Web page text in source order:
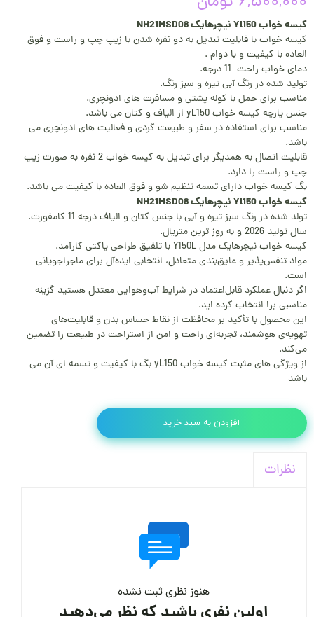
کیسه خواب Yl150 نیچرهایک NH21MSD08
کیسه خواب با قابلیت تبدیل به دو نفره شدن با زیپ چپ و راست و فوق
العاده با کیفیت و با دوام .
دمای خواب راحت 11 درجه.
تولید شده در رنگ آبی تیره و سبز رنگ.
مناسب برای حمل با کوله پشتی و مسافرت های ادونچری.
جنس پارچه کیسه خواب yL150 از الیاف و کتان می باشد.
مناسب برای استفاده در سفر و طبیعت گردی و فعالیت های ادونچری می
باشد.
قابلیت اتصال به همدیگر برای تبدیل به کیسه خواب 2 نفره به صورت زیپ
چپ و راست را دارد.
بگ کیسه خواب دارای تسمه تنظیم شو و فوق العاده با کیفیت می باشد.
کیسه خواب Yl150 نیچرهایک NH21MSD08
تولد شده در رنگ سبز تیره و آبی با جنس کتان و الیاف درجه 11 کامفورت.
سال تولید 2026 و به روز ترین متریال.
کیسه خواب نیچرهایک مدل Y150L با تلفیق طراحی پاکتی کارآمد.
مواد تنفس‌پذیر و عایق‌بندی متعادل، انتخابی ایده‌آل برای ماجراجویانی
است.
اگر دنبال عملکرد قابل‌اعتماد در شرایط آب‌وهوایی معتدل هستید گزینه
مناسبی برا انتخاب کرده اید.
این محصول با تأکید بر محافظت از نقاط حساس بدن و قابلیت‌های
تهویه‌ی هوشمند، تجربه‌ای راحت و امن از استراحت در طبیعت را تضمین
می‌کند.
از ویژگی های مثبت کیسه خواب yL150 بگ با کیفیت و تسمه ای آن می
باشد
افزودن به سبد خرید
نظرات
هنوز نظری ثبت نشده